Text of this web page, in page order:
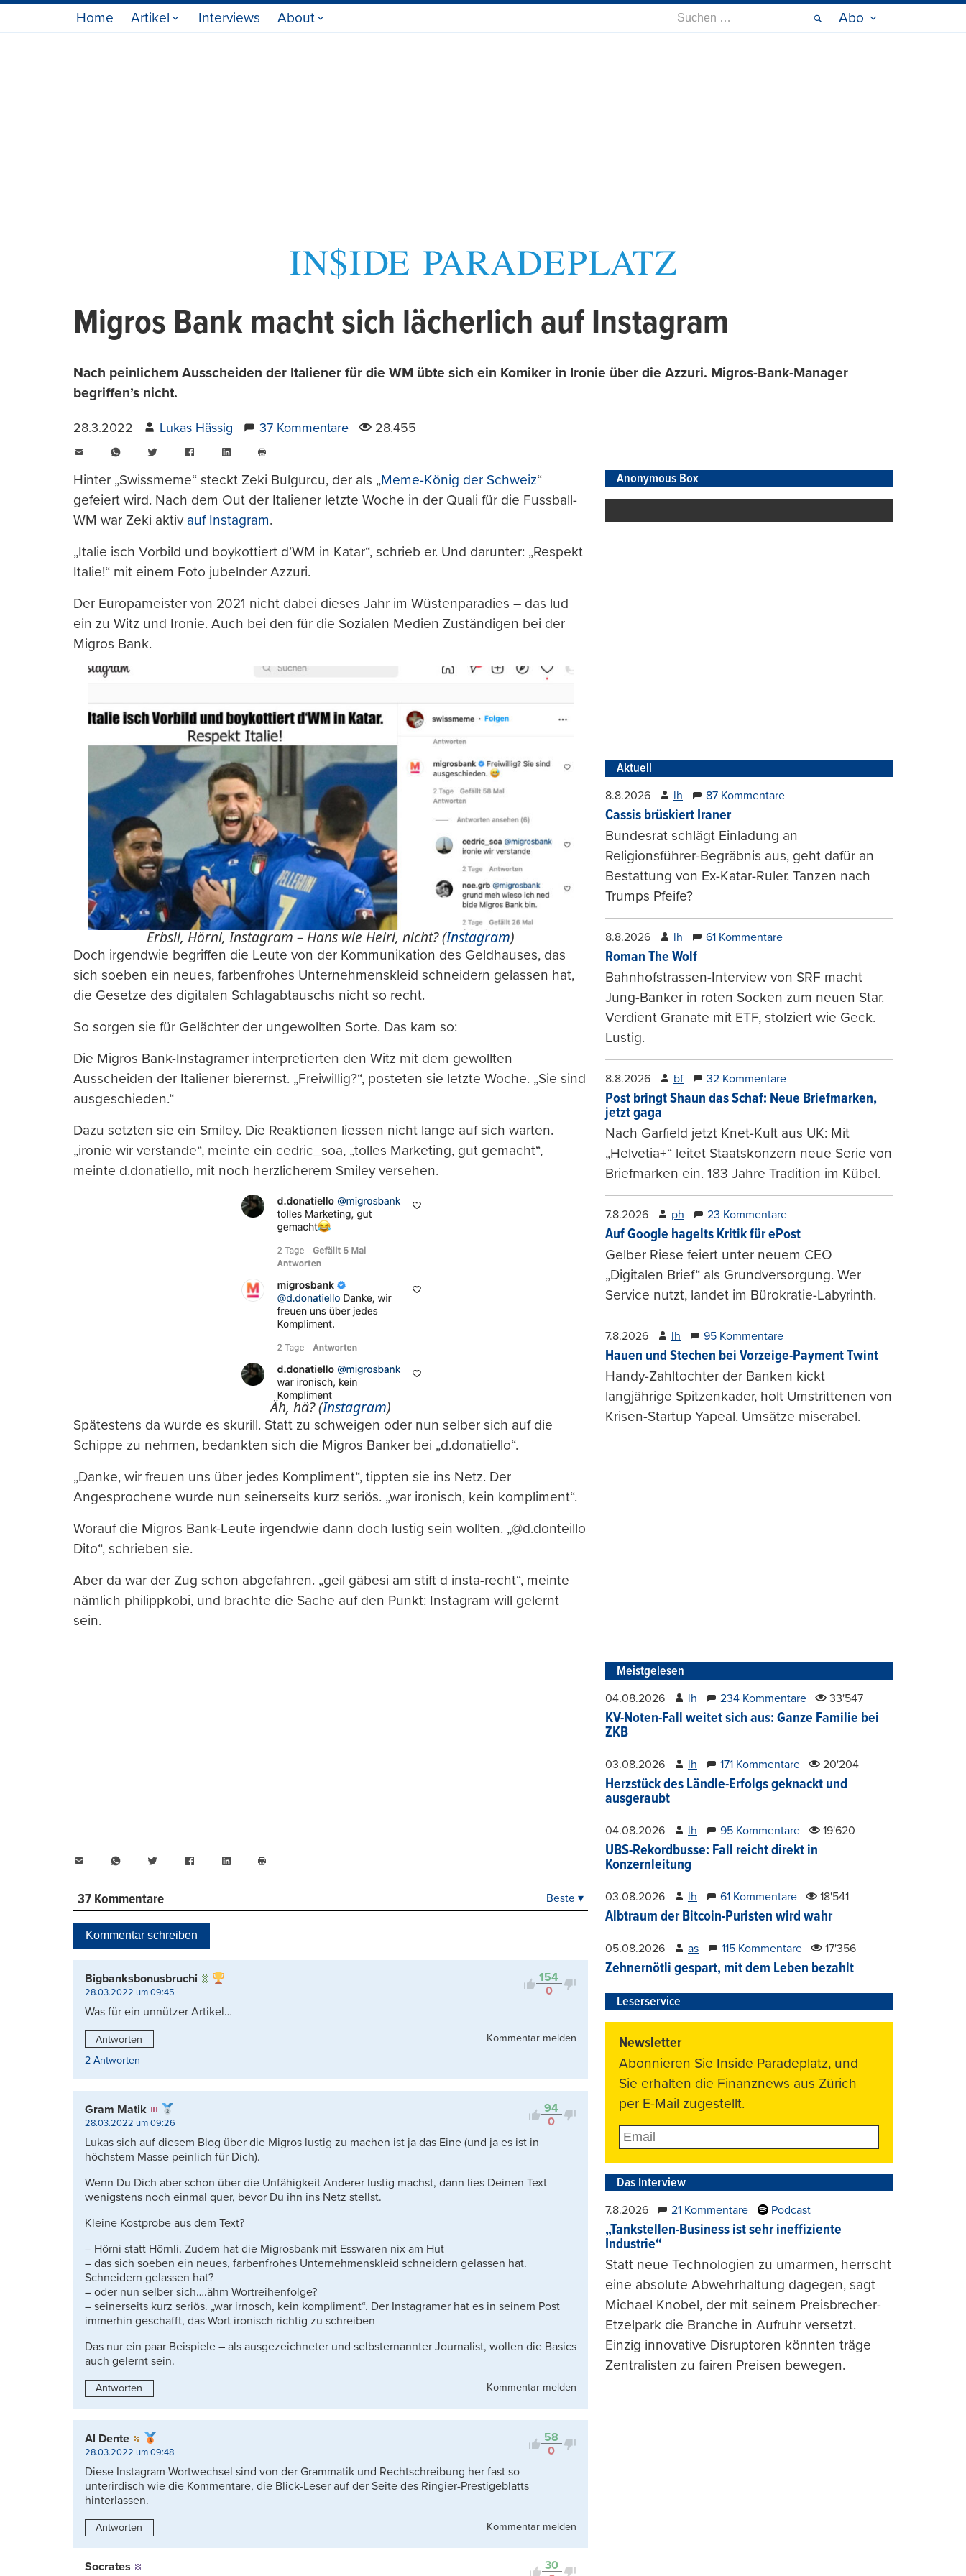
Home Artikel Interviews About
Suche
nach:
Abo
Migros Bank macht sich lächerlich auf Instagram
Nach peinlichem Ausscheiden der Italiener für die WM übte sich ein Komiker in Ironie über die Azzuri. Migros-Bank-Manager
begriffen’s nicht.
28.3.2022 Lukas Hässig 37 Kommentare 28.455
WhatsAppTwitter FacebookLinkedIn
drucken
Hinter „Swissmeme“ steckt Zeki Bulgurcu, der als „Meme-König der Schweiz“
gefeiert wird. Nach dem Out der Italiener letzte Woche in der Quali für die Fussball-
WM war Zeki aktiv auf Instagram.
„Italie isch Vorbild und boykottiert d’WM in Katar“, schrieb er. Und darunter: „Respekt
Italie!“ mit einem Foto jubelnder Azzuri.
Der Europameister von 2021 nicht dabei dieses Jahr im Wüstenparadies – das lud
ein zu Witz und Ironie. Auch bei den für die Sozialen Medien Zuständigen bei der
Migros Bank.
Erbsli, Hörni, Instagram – Hans wie Heiri, nicht? (Instagram)
Doch irgendwie begriffen die Leute von der Kommunikation des Geldhauses, das
sich soeben ein neues, farbenfrohes Unternehmenskleid schneidern gelassen hat,
die Gesetze des digitalen Schlagabtauschs nicht so recht.
So sorgen sie für Gelächter der ungewollten Sorte. Das kam so:
Die Migros Bank-Instagramer interpretierten den Witz mit dem gewollten
Ausscheiden der Italiener bierernst. „Freiwillig?“, posteten sie letzte Woche. „Sie sind
ausgeschieden.“
Dazu setzten sie ein Smiley. Die Reaktionen liessen nicht lange auf sich warten.
„ironie wir verstande“, meinte ein cedric_soa, „tolles Marketing, gut gemacht“,
meinte d.donatiello, mit noch herzlicherem Smiley versehen.
Äh, hä? (Instagram)
Spätestens da wurde es skurill. Statt zu schweigen oder nun selber sich auf die
Schippe zu nehmen, bedankten sich die Migros Banker bei „d.donatiello“.
„Danke, wir freuen uns über jedes Kompliment“, tippten sie ins Netz. Der
Angesprochene wurde nun seinerseits kurz seriös. „war ironisch, kein kompliment“.
Worauf die Migros Bank-Leute irgendwie dann doch lustig sein wollten. „@d.donteillo
Dito“, schrieben sie.
Aber da war der Zug schon abgefahren. „geil gäbesi am stift d insta-recht“, meinte
nämlich philippkobi, und brachte die Sache auf den Punkt: Instagram will gelernt
sein.
WhatsAppTwitter FacebookLinkedIn
drucken
37 Kommentare
Kontrovers
Beste ▾
Kommentar schreiben
154
0
Bigbanksbonusbruchi
28.03.2022 um 09:45
Was für ein unnützer Artikel…
Antworten
Kommentar melden
2 Antworten
94
0
Gram Matik
28.03.2022 um 09:26
Lukas sich auf diesem Blog über die Migros lustig zu machen ist ja das Eine (und ja es ist in
höchstem Masse peinlich für Dich).
Wenn Du Dich aber schon über die Unfähigkeit Anderer lustig machst, dann lies Deinen Text
wenigstens noch einmal quer, bevor Du ihn ins Netz stellst.
Kleine Kostprobe aus dem Text?
– Hörni statt Hörnli. Zudem hat die Migrosbank mit Esswaren nix am Hut
– das sich soeben ein neues, farbenfrohes Unternehmenskleid schneidern gelassen hat.
Schneidern gelassen hat?
– oder nun selber sich….ähm Wortreihenfolge?
– seinerseits kurz seriös. „war irnosch, kein kompliment“. Der Instagramer hat es in seinem Post
immerhin geschafft, das Wort ironisch richtig zu schreiben
Das nur ein paar Beispiele – als ausgezeichneter und selbsternannter Journalist, wollen die Basics
auch gelernt sein.
Antworten Kommentar melden
58
0
Al Dente
28.03.2022 um 09:48
Diese Instagram-Wortwechsel sind von der Grammatik und Rechtschreibung her fast so
unterirdisch wie die Kommentare, die Blick-Leser auf der Seite des Ringier-Prestigeblatts
hinterlassen.
Antworten Kommentar melden
30
Socrates
Anonymous Box
Aktuell
8.8.2026 lh 87 Kommentare
Cassis brüskiert Iraner
Bundesrat schlägt Einladung an
Religionsführer-Begräbnis aus, geht dafür an
Bestattung von Ex-Katar-Ruler. Tanzen nach
Trumps Pfeife?
8.8.2026 lh 61 Kommentare
Roman The Wolf
Bahnhofstrassen-Interview von SRF macht
Jung-Banker in roten Socken zum neuen Star.
Verdient Granate mit ETF, stolziert wie Geck.
Lustig.
8.8.2026 bf 32 Kommentare
Post bringt Shaun das Schaf: Neue Briefmarken,
jetzt gaga
Nach Garfield jetzt Knet-Kult aus UK: Mit
„Helvetia+“ leitet Staatskonzern neue Serie von
Briefmarken ein. 183 Jahre Tradition im Kübel.
7.8.2026 ph 23 Kommentare
Auf Google hagelts Kritik für ePost
Gelber Riese feiert unter neuem CEO
„Digitalen Brief“ als Grundversorgung. Wer
Service nutzt, landet im Bürokratie-Labyrinth.
7.8.2026 lh 95 Kommentare
Hauen und Stechen bei Vorzeige-Payment Twint
Handy-Zahltochter der Banken kickt
langjährige Spitzenkader, holt Umstrittenen von
Krisen-Startup Yapeal. Umsätze miserabel.
Meistgelesen
04.08.2026 lh 234 Kommentare 33'547
KV-Noten-Fall weitet sich aus: Ganze Familie bei
ZKB
03.08.2026 lh 171 Kommentare 20'204
Herzstück des Ländle-Erfolgs geknackt und
ausgeraubt
04.08.2026 lh 95 Kommentare 19'620
UBS-Rekordbusse: Fall reicht direkt in
Konzernleitung
03.08.2026 lh 61 Kommentare 18'541
Albtraum der Bitcoin-Puristen wird wahr
05.08.2026 as 115 Kommentare 17'356
Zehnernötli gespart, mit dem Leben bezahlt
Leserservice
Newsletter
Abonnieren Sie Inside Paradeplatz, und
Sie erhalten die Finanznews aus Zürich
per E-Mail zugestellt.
Das Interview
7.8.2026 21 Kommentare Podcast
„Tankstellen-Business ist sehr ineffiziente
Industrie“
Statt neue Technologien zu umarmen, herrscht
eine absolute Abwehrhaltung dagegen, sagt
Michael Knobel, der mit seinem Preisbrecher-
Etzelpark die Branche in Aufruhr versetzt.
Einzig innovative Disruptoren könnten träge
Zentralisten zu fairen Preisen bewegen.